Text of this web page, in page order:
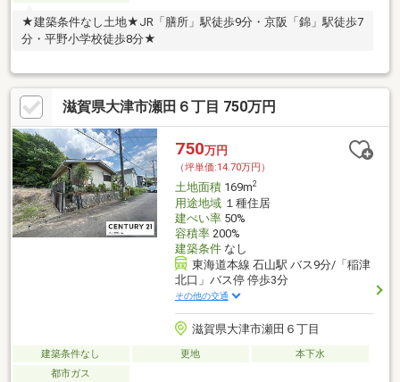
★建築条件なし土地★JR「膳所」駅徒歩9分・京阪「錦」駅徒歩7
分・平野小学校徒歩8分★
滋賀県大津市瀬田６丁目 750万円
750万円
（坪単価:14.70万円）
土地面積169m2
用途地域１種住居
建ぺい率50%
容積率200%
建築条件なし
東海道本線 石山駅 バス9分/「稲津
北口」バス停 停歩3分
その他の交通
滋賀県大津市瀬田６丁目
建築条件なし 更地
本下水
都市ガス